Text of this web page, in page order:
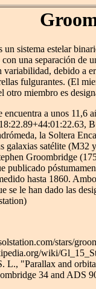
sistema estelar
una separación de
variabilidad, debido a
fulgurantes. (El
otro miembro es
encuentra a unos 11,6
la Soltera
galaxias satélite (M32
Groombridge
publicado
hasta 1860.
se le han dado las
stars/
wiki/
L., "Parallax and
34 and ADS